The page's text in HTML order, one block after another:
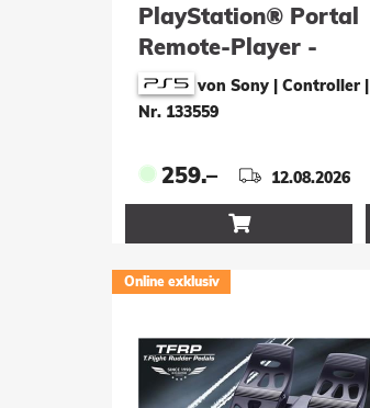
PlayStation® Portal
Remote-Player -
White (DOP26)
von Sony | Controller |
Nr. 133559
259.– 12.08.2026

Online exklusiv